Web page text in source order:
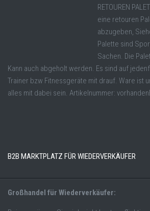
RETOUREN
eine retouren
abzugeben,
Palette sind
Sachen. Die
Kann auch abgeholt werden. Es sind auf
Trainer bzw Fitnessgeräte mit drauf. Ware ist
alles mit dabei sein. Artikelnummer:
B2B MARKTPLATZ FÜR WIEDERVERKÄUFER
Großhandel für Wiederverkäufer: